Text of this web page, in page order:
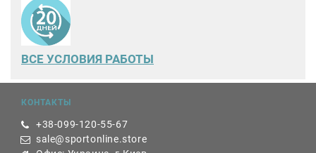
ВСЕ УСЛОВИЯ РАБОТЫ
КОНТАКТЫ
+38-099-120-55-67
sale@sportonline.store